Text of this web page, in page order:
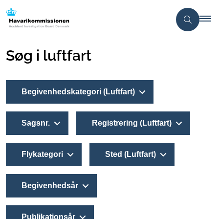
Søg i luftfart
Begivenhedskategori (Luftfart)
Sagsnr. Registrering (Luftfart)
Flykategori Sted (Luftfart)
Begivenhedsår
Publikationsår